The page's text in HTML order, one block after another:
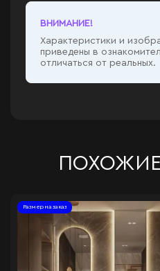
ВНИМАНИЕ!
Характеристики и
приведены в
отличаться от реальных.
Размер на заказ